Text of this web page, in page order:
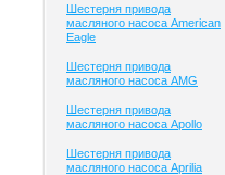
Шестерня привода
масляного насоса American
Eagle
Шестерня привода
масляного насоса AMG
Шестерня привода
масляного насоса Apollo
Шестерня привода
масляного насоса Aprilia